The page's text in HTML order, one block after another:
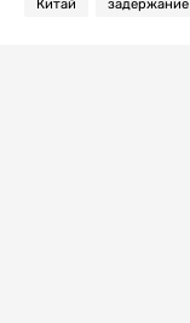
Китай задержание